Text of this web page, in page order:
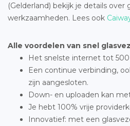
(Gelderland) bekijk je details over
werkzaamheden. Lees ook
Alle voordelen van snel
Het snelste internet tot 500
Een continue verbinding,
zijn aangesloten.
Down- en uploaden kan
Je hebt 100% vrije
Innovatief: met een